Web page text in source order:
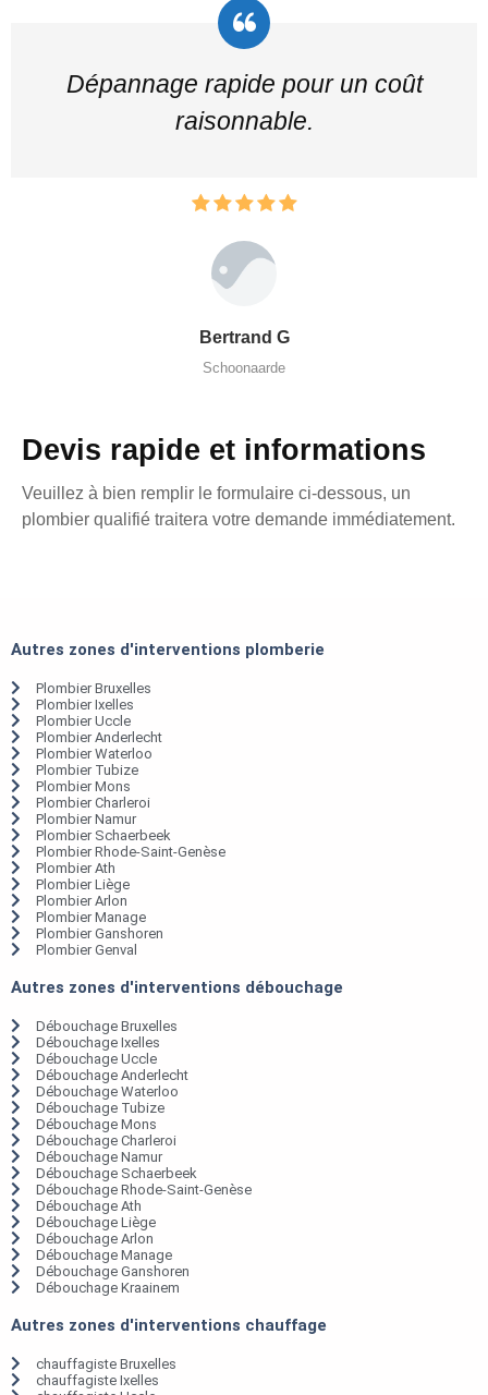
Dépannage rapide pour un coût
raisonnable.
Bertrand G
Schoonaarde
Devis rapide et informations
Veuillez à bien remplir le formulaire ci-dessous, un
plombier qualifié traitera votre demande immédiatement.
Autres zones d'interventions plomberie
Plombier Bruxelles
Plombier Ixelles
Plombier Uccle
Plombier Anderlecht
Plombier Waterloo
Plombier Tubize
Plombier Mons
Plombier Charleroi
Plombier Namur
Plombier Schaerbeek
Plombier Rhode-Saint-Genèse
Plombier Ath
Plombier Liège
Plombier Arlon
Plombier Manage
Plombier Ganshoren
Plombier Genval
Autres zones d'interventions débouchage
Débouchage Bruxelles
Débouchage Ixelles
Débouchage Uccle
Débouchage Anderlecht
Débouchage Waterloo
Débouchage Tubize
Débouchage Mons
Débouchage Charleroi
Débouchage Namur
Débouchage Schaerbeek
Débouchage Rhode-Saint-Genèse
Débouchage Ath
Débouchage Liège
Débouchage Arlon
Débouchage Manage
Débouchage Ganshoren
Débouchage Kraainem
Autres zones d'interventions chauffage
chauffagiste Bruxelles
chauffagiste Ixelles